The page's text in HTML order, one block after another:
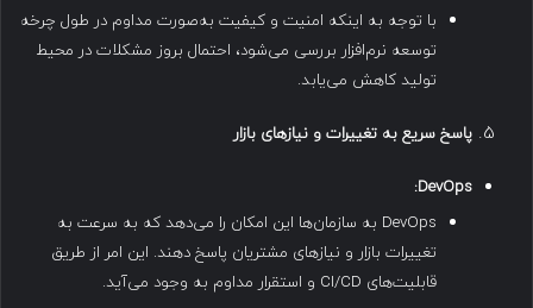
با توجه به اینکه امنیت و کیفیت به‌صورت مداوم در طول چرخه
توسعه نرم‌افزار بررسی می‌شود، احتمال بروز مشکلات در محیط
تولید کاهش می‌یابد.
پاسخ سریع به تغییرات و نیازهای بازار
DevOps:
DevOps به سازمان‌ها این امکان را می‌دهد که به سرعت به
تغییرات بازار و نیازهای مشتریان پاسخ دهند. این امر از طریق
قابلیت‌های CI/CD و استقرار مداوم به وجود می‌آید.